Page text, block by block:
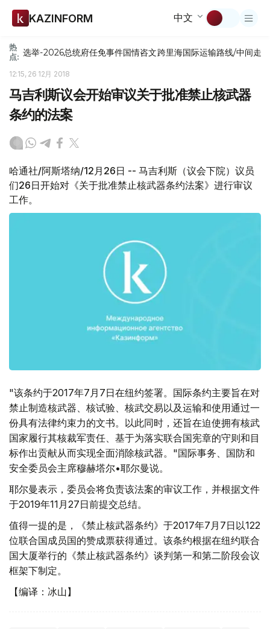
KAZINFORM 中文
热
点: 选举-2026总统府任免事件国情咨文跨里海国际运输路线/中间走廊
12:15, 26 12月 2018
马吉利斯议会开始审议关于批准禁止核武器
条约的法案
哈通社/阿斯塔纳/12月26日 -- 马吉利斯（议会下院）议员
们26日开始对《关于批准禁止核武器条约法案》进行审议
工作。
"该条约于2017年7月7日在纽约签署。国际条约主要旨在对
禁止制造核武器、核试验、核武交易以及运输和使用通过一
份具有法律约束力的文书。以此同时，还旨在迫使拥有核武
国家履行其核裁军责任、基于为落实联合国宪章的守则和目
标作出贡献从而实现全面消除核武器。"国际事务、国防和
安全委员会主席穆赫塔尔•耶尔曼说。
耶尔曼表示，委员会将负责该法案的审议工作，并根据文件
于2019年11月27日前提交总结。
值得一提的是，《禁止核武器条约》于2017年7月7日以122
位联合国成员国的赞成票获得通过。该条约根据在纽约联合
国大厦举行的《禁止核武器条约》谈判第一和第二阶段会议
框架下制定。
【编译：冰山】